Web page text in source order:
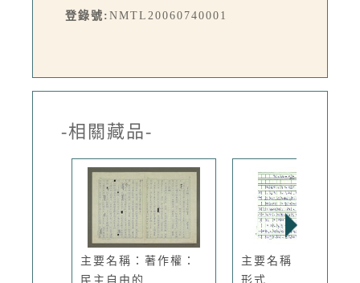
登錄號: NMTL20060740001
-相關藏品-
主要名稱：著作權：
民主自由的...
主要名稱：散文詩的
形式